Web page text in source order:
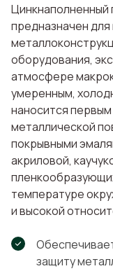
Цинкнаполненный
предназначен
оборудования,
атмосфере
умеренным,
наносится
металлической
покрывными
акриловой,
температуре
и высокой
защиту